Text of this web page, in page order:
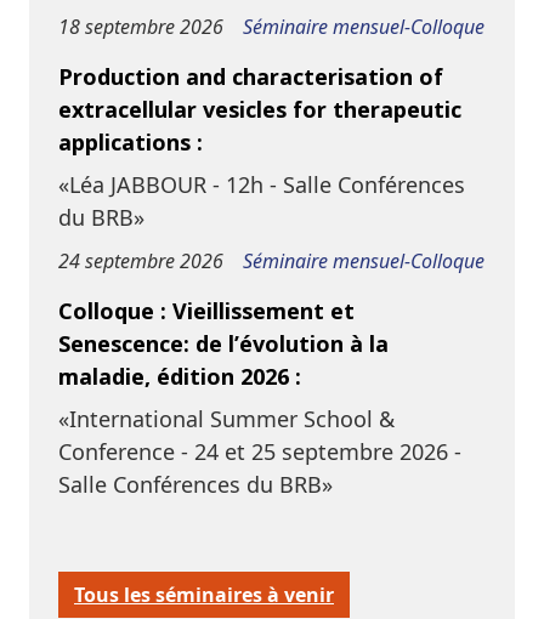
18 septembre 2026 Séminaire mensuel-Colloque
Production and characterisation of
extracellular vesicles for therapeutic
applications :
«Léa JABBOUR - 12h - Salle Conférences
du BRB»
24 septembre 2026 Séminaire mensuel-Colloque
Colloque : Vieillissement et
Senescence: de l’évolution à la
maladie, édition 2026 :
«International Summer School &
Conference - 24 et 25 septembre 2026 -
Salle Conférences du BRB»
Tous les séminaires à venir